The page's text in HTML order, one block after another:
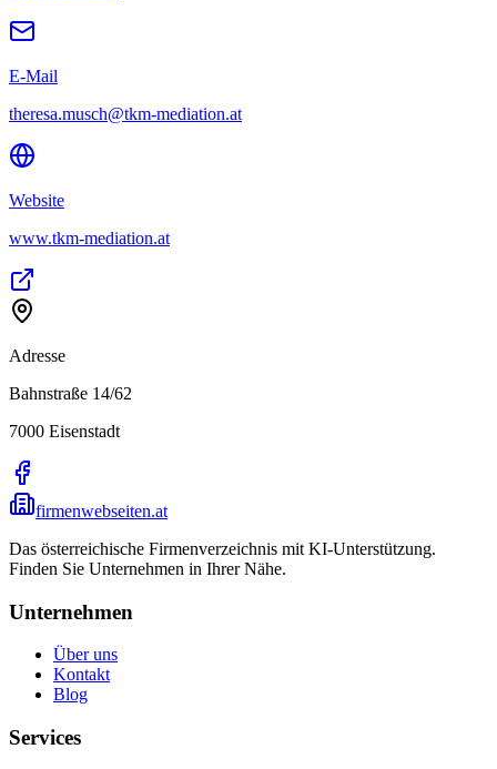
E-Mail
theresa.musch@tkm-mediation.at
Website
www.tkm-mediation.at
Adresse
Bahnstraße 14/62
7000 Eisenstadt
firmenwebseiten.at
Das österreichische Firmenverzeichnis mit KI-Unterstützung.
Finden Sie Unternehmen in Ihrer Nähe.
Unternehmen
Über uns
Kontakt
Blog
Services